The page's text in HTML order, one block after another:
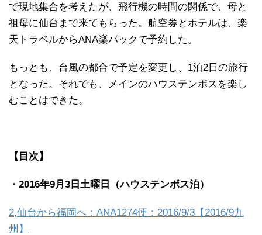
で現地集合を考えたが、飛行機の時間の関係で、母と
祖母に仙台まで来てもらった。航空券とホテルは、楽
天トラベルからANA楽パックで予約した。
もっとも、台風の都合で予定を変更し、1泊2日の旅行
となった。それでも、メインのハウステンボスを楽し
むことはできた。
【目次】
・2016年9月3日土曜日（ハウステンボス泊）
2,仙台から福岡へ：ANA1274便：2016/9/3【2016/9九
州】